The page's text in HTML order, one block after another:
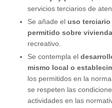
servicios terciarios de
Se añade el uso
permitido sobre
recreativo.
Se contempla el
mismo local o
los permitidos en la
se respeten las
actividades en las